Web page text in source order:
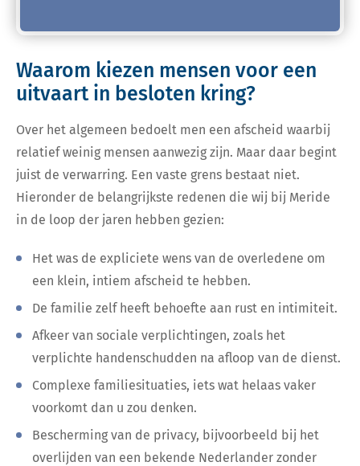
Waarom kiezen mensen voor een
uitvaart in besloten kring?
Over het algemeen bedoelt men een afscheid waarbij
relatief weinig mensen aanwezig zijn. Maar daar begint
juist de verwarring. Een vaste grens bestaat niet.
Hieronder de belangrijkste redenen die wij bij Meride
in de loop der jaren hebben gezien:
Het was de expliciete wens van de overledene om
een klein, intiem afscheid te hebben.
De familie zelf heeft behoefte aan rust en intimiteit.
Afkeer van sociale verplichtingen, zoals het
verplichte handenschudden na afloop van de dienst.
Complexe familiesituaties, iets wat helaas vaker
voorkomt dan u zou denken.
Bescherming van de privacy, bijvoorbeeld bij het
overlijden van een bekende Nederlander zonder